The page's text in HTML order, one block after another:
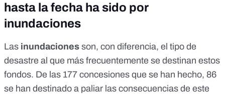
hasta la fecha ha sido por
inundaciones
Las inundaciones son, con diferencia, el tipo de
desastre al que más frecuentemente se destinan estos
fondos. De las 177 concesiones que se han hecho, 86
se han destinado a paliar las consecuencias de este